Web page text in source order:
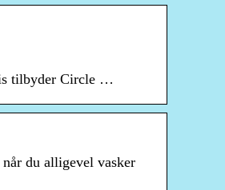
tilbyder Circle …
du alligevel vasker